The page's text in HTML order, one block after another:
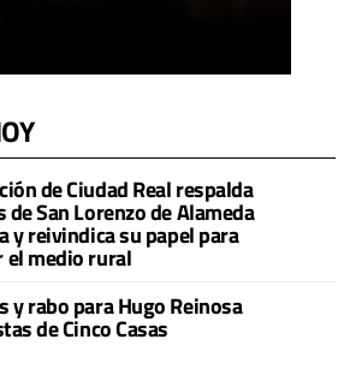
de Ciudad Real respalda
de San Lorenzo de Alameda
y reivindica su papel para
el medio rural
y rabo para Hugo Reinosa
de Cinco Casas